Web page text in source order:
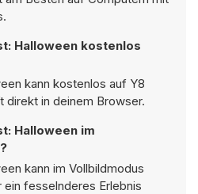
Halloween kostenlos
kann kostenlos auf Y8
direkt in deinem Browser.
Halloween im
kann im Vollbildmodus
fesselnderes Erlebnis